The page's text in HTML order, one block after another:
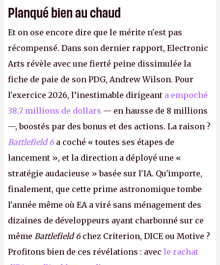
Planqué bien au chaud
Et on ose encore dire que le mérite n'est pas
récompensé. Dans son dernier rapport, Electronic
Arts révèle avec une fierté peine dissimulée la
fiche de paie de son PDG, Andrew Wilson. Pour
l'exercice 2026, l’inestimable dirigeant a empoché
38,7 millions de dollars — en hausse de 8 millions
—, boostés par des bonus et des actions. La raison ?
Battlefield 6 a coché « toutes ses étapes de
lancement », et la direction a déployé une «
stratégie audacieuse » basée sur l'IA. Qu'importe,
finalement, que cette prime astronomique tombe
l'année même où EA a viré sans ménagement des
dizaines de développeurs ayant charbonné sur ce
même Battlefield 6chez Criterion, DICE ou Motive ?
Profitons bien de ces révélations : avec le rachat